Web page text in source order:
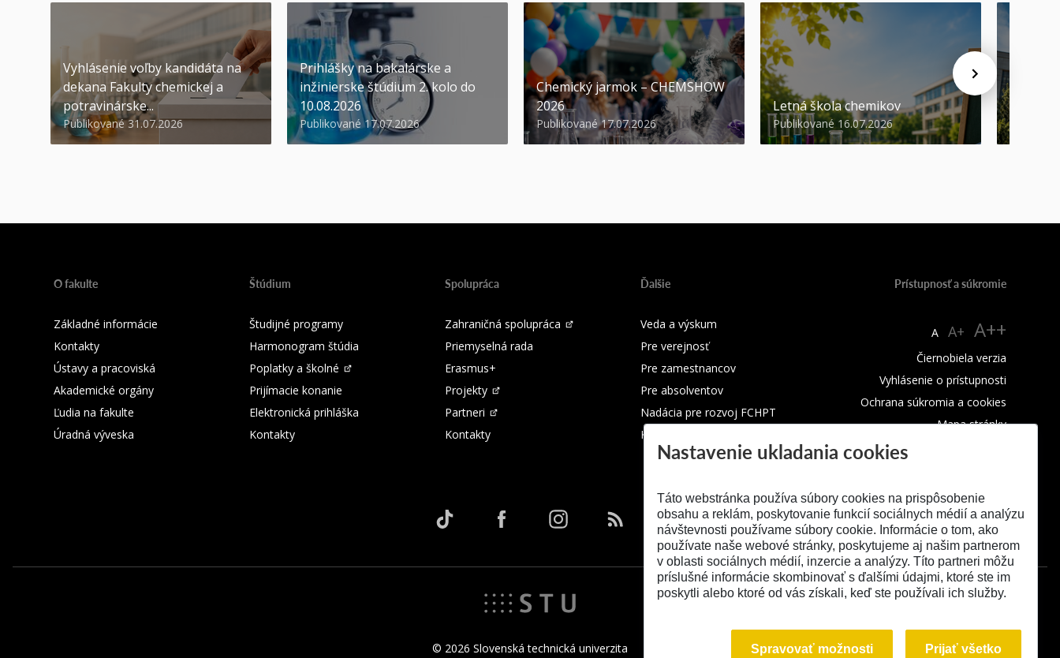
Vyhlásenie voľby kandidáta na
dekana Fakulty chemickej a
potravinárske...
Publikované 31.07.2026
Prihlášky na bakalárske a
inžinierske štúdium 2. kolo do
10.08.2026
Publikované 17.07.2026
Chemický jarmok – CHEMSHOW
2026
Publikované 17.07.2026
Letná škola chemikov
Publikované 16.07.2026
O fakulte
Základné informácie
Kontakty
Ústavy a pracoviská
Akademické orgány
Ľudia na fakulte
Úradná výveska
Štúdium
Študijné programy
Harmonogram štúdia
Poplatky a školné
Prijímacie konanie
Elektronická prihláška
Kontakty
Spolupráca
Zahraničná spolupráca
Priemyselná rada
Erasmus+
Projekty
Partneri
Kontakty
Ďalšie
Veda a výskum
Pre verejnosť
Pre zamestnancov
Pre absolventov
Nadácia pre rozvoj FCHPT
Kontakty
Prístupnosť a súkromie
A A+ A++
Čiernobiela verzia
Vyhlásenie o prístupnosti
Ochrana súkromia a cookies
Mapa stránky
© 2026 Slovenská technická univerzita
Nastavenie ukladania cookies
Táto webstránka používa súbory cookies na prispôsobenie
obsahu a reklám, poskytovanie funkcií sociálnych médií a analýzu
návštevnosti používame súbory cookie. Informácie o tom, ako
používate naše webové stránky, poskytujeme aj našim partnerom
v oblasti sociálnych médií, inzercie a analýzy. Títo partneri môžu
príslušné informácie skombinovať s ďalšími údajmi, ktoré ste im
poskytli alebo ktoré od vás získali, keď ste používali ich služby.
Spravovať možnosti Prijať všetko